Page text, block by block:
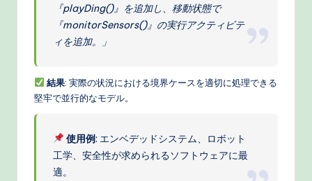
『playDing()』を追加し、移動状態で
『monitorSensors()』の実行アクティビテ
ィを追加。」
結果: 実際の状況における境界ケースを適切に処理できる
堅牢で並行的なモデル。
使用例: エンベデッドシステム、ロボット
工学、安全性が求められるソフトウェアに最
適。